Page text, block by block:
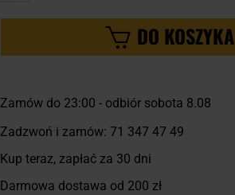
DO KOSZYKA
Zamów do 23:00 -odbiór sobota 8.08
Zadzwoń i zamów: 71 347 47 49
Kup teraz, zapłać za 30 dni
Darmowa dostawa od 200 zł